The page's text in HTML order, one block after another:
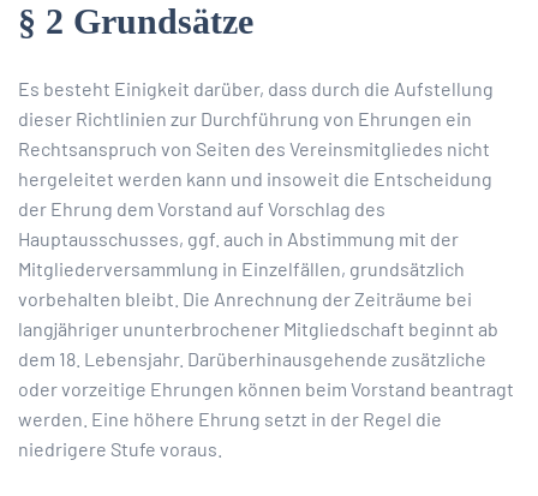
§ 2 Grundsätze
Es besteht Einigkeit darüber, dass durch die Aufstellung
dieser Richtlinien zur Durchführung von Ehrungen ein
Rechtsanspruch von Seiten des Vereinsmitgliedes nicht
hergeleitet werden kann und insoweit die Entscheidung
der Ehrung dem Vorstand auf Vorschlag des
Hauptausschusses, ggf. auch in Abstimmung mit der
Mitgliederversammlung in Einzelfällen, grundsätzlich
vorbehalten bleibt. Die Anrechnung der Zeiträume bei
langjähriger ununterbrochener Mitgliedschaft beginnt ab
dem 18. Lebensjahr. Darüberhinausgehende zusätzliche
oder vorzeitige Ehrungen können beim Vorstand beantragt
werden. Eine höhere Ehrung setzt in der Regel die
niedrigere Stufe voraus.